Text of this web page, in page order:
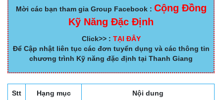
Mời các bạn tham gia Group Facebook : Cộng Đồng
Kỹ Năng Đặc Định
Click>> : TẠI ĐÂY
Để Cập nhật liên tục các đơn tuyển dụng và các thông tin
chương trình Kỹ năng đặc định tại Thanh Giang
Stt Hạng mục Nội dung